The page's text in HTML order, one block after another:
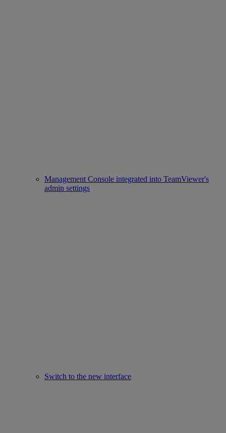
Management Console integrated into TeamViewer's
admin settings
Switch to the new interface